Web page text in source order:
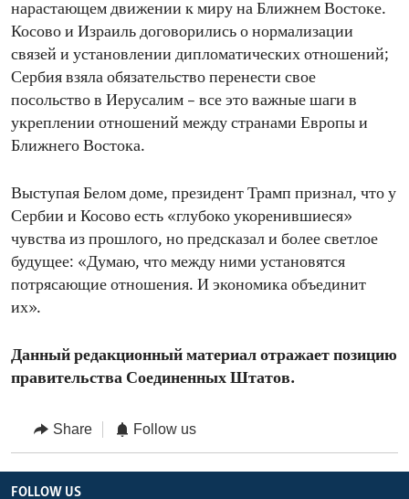
нарастающем движении к миру на Ближнем Востоке.
Косово и Израиль договорились о нормализации
связей и установлении дипломатических отношений;
Сербия взяла обязательство перенести свое
посольство в Иерусалим – все это важные шаги в
укреплении отношений между странами Европы и
Ближнего Востока.
Выступая Белом доме, президент Трамп признал, что у
Сербии и Косово есть «глубоко укоренившиеся»
чувства из прошлого, но предсказал и более светлое
будущее: «Думаю, что между ними установятся
потрясающие отношения. И экономика объединит
их».
Данный редакционный материал отражает позицию
правительства Соединенных Штатов​.
Share Follow us
FOLLOW US